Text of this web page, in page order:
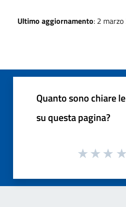
Ultimo aggiornamento: 2
Quanto sono chiare
su questa pagina?